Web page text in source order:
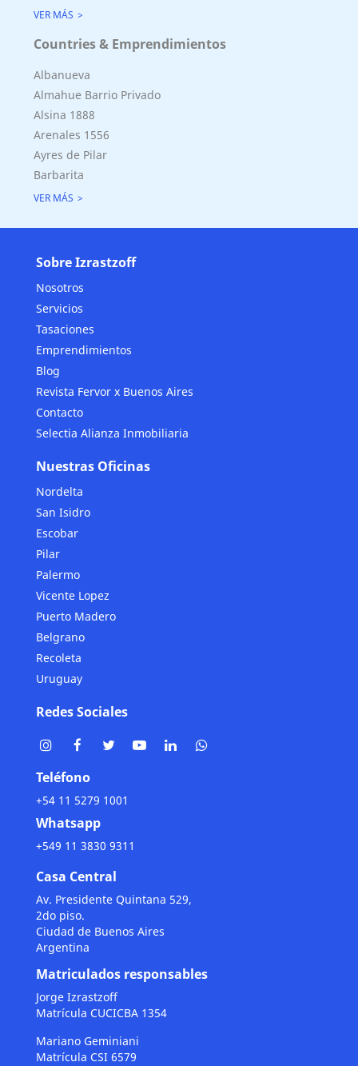
VER MÁS
Countries & Emprendimientos
Albanueva
Almahue Barrio Privado
Alsina 1888
Arenales 1556
Ayres de Pilar
Barbarita
VER MÁS
Sobre Izrastzoff
Nosotros
Servicios
Tasaciones
Emprendimientos
Blog
Revista Fervor x Buenos Aires
Contacto
Selectia Alianza Inmobiliaria
Nuestras Oficinas
Nordelta
San Isidro
Escobar
Pilar
Palermo
Vicente Lopez
Puerto Madero
Belgrano
Recoleta
Uruguay
Redes Sociales
Teléfono
+54 11 5279 1001
Whatsapp
+549 11 3830 9311
Casa Central
Av. Presidente Quintana 529,
2do piso.
Ciudad de Buenos Aires
Argentina
Matriculados responsables
Jorge Izrastzoff
Matrícula CUCICBA 1354
Mariano Geminiani
Matrícula CSI 6579